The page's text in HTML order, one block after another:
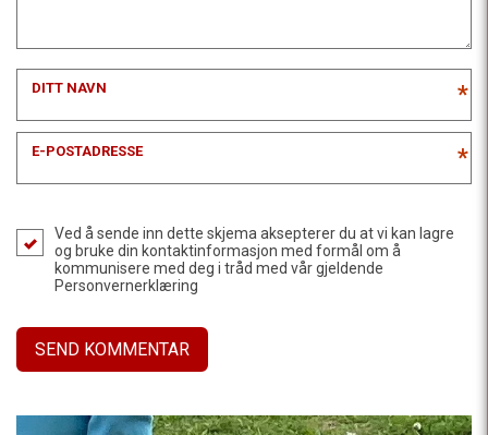
DITT NAVN *
E-POSTADRESSE *
Ved å sende inn dette skjema aksepterer du at vi kan lagre
og bruke din kontaktinformasjon med formål om å
kommunisere med deg i tråd med vår gjeldende
Personvernerklæring